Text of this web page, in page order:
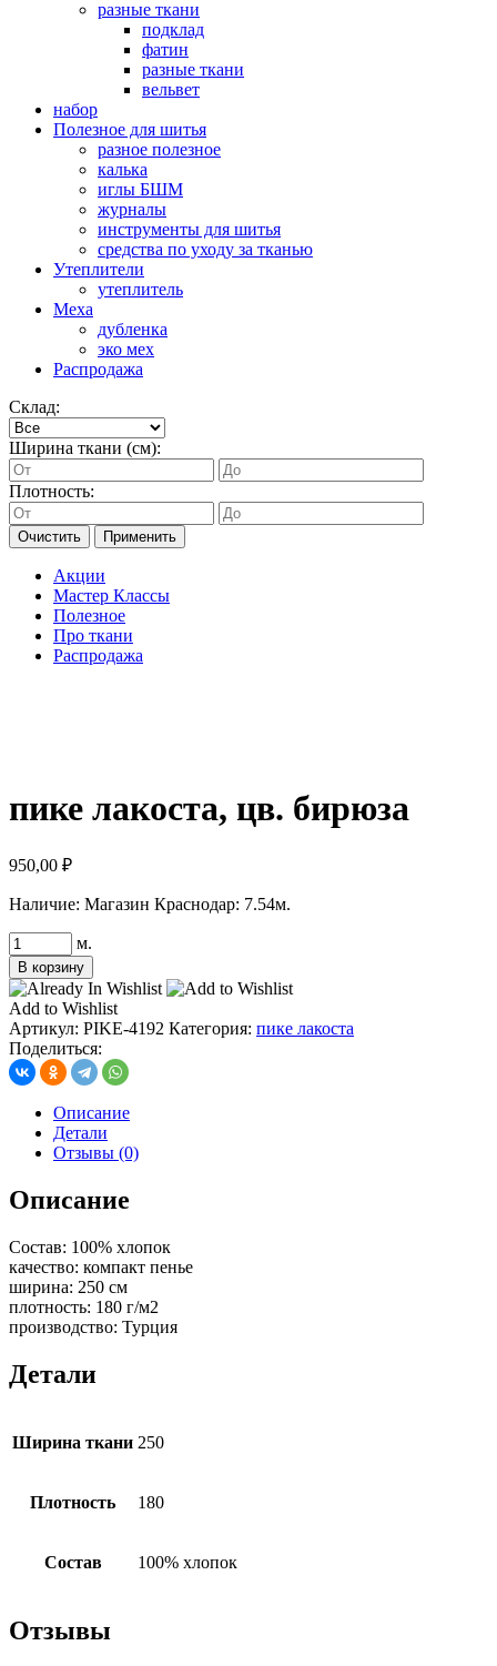
разные ткани
подклад
фатин
разные ткани
вельвет
набор
Полезное для шитья
разное полезное
калька
иглы БШМ
журналы
инструменты для шитья
средства по уходу за тканью
Утеплители
утеплитель
Меха
дубленка
эко мех
Распродажа
Склад:
Ширина ткани (см):
Плотность:
Очистить Применить
Акции
Мастер Классы
Полезное
Про ткани
Распродажа
пике лакоста, цв. бирюза
950,00 ₽
Наличие: Магазин Краснодар: 7.54м.
Количество
товара
пике
лакоста,
цв.
бирюза
м.
В корзину
Add to Wishlist
Артикул: PIKE-4192 Категория: пике лакоста
Поделиться:
Описание
Детали
Отзывы (0)
Описание
Состав: 100% хлопок
качество: компакт пенье
ширина: 250 см
плотность: 180 г/м2
производство: Турция
Детали
Ширина ткани 250
Плотность 180
Состав 100% хлопок
Отзывы